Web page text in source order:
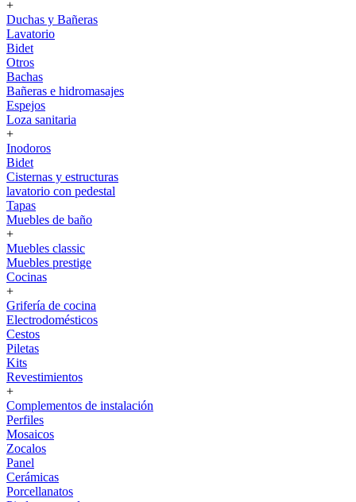
+
Duchas y Bañeras
Lavatorio
Bidet
Otros
Bachas
Bañeras e hidromasajes
Espejos
Loza sanitaria
+
Inodoros
Bidet
Cisternas y estructuras
lavatorio con pedestal
Tapas
Muebles de baño
+
Muebles classic
Muebles prestige
Cocinas
+
Grifería de cocina
Electrodomésticos
Cestos
Piletas
Kits
Revestimientos
+
Complementos de instalación
Perfiles
Mosaicos
Zocalos
Panel
Cerámicas
Porcellanatos